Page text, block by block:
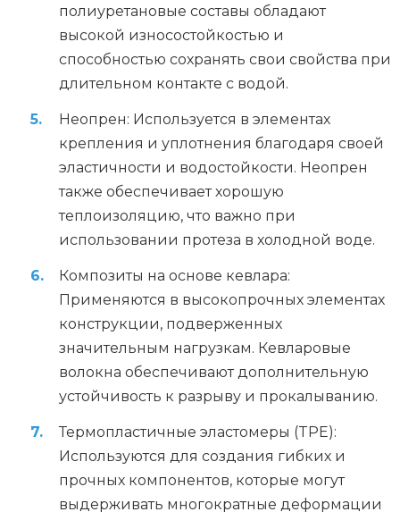
полиуретановые составы обладают
высокой износостойкостью и
способностью сохранять свои свойства при
длительном контакте с водой.
Неопрен: Используется в элементах
крепления и уплотнения благодаря своей
эластичности и водостойкости. Неопрен
также обеспечивает хорошую
теплоизоляцию, что важно при
использовании протеза в холодной воде.
Композиты на основе кевлара:
Применяются в высокопрочных элементах
конструкции, подверженных
значительным нагрузкам. Кевларовые
волокна обеспечивают дополнительную
устойчивость к разрыву и прокалыванию.
Термопластичные эластомеры (TPE):
Используются для создания гибких и
прочных компонентов, которые могут
выдерживать многократные деформации